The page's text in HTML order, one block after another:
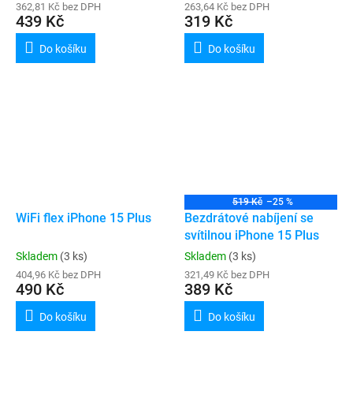
362,81 Kč bez DPH
439 Kč
Do košíku
263,64 Kč bez DPH
319 Kč
Do košíku
WiFi flex iPhone 15 Plus
Skladem (3 ks)
404,96 Kč bez DPH
490 Kč
Do košíku
519 Kč –25 %
Bezdrátové nabíjení se
svítilnou iPhone 15 Plus
Skladem (3 ks)
321,49 Kč bez DPH
389 Kč
Do košíku